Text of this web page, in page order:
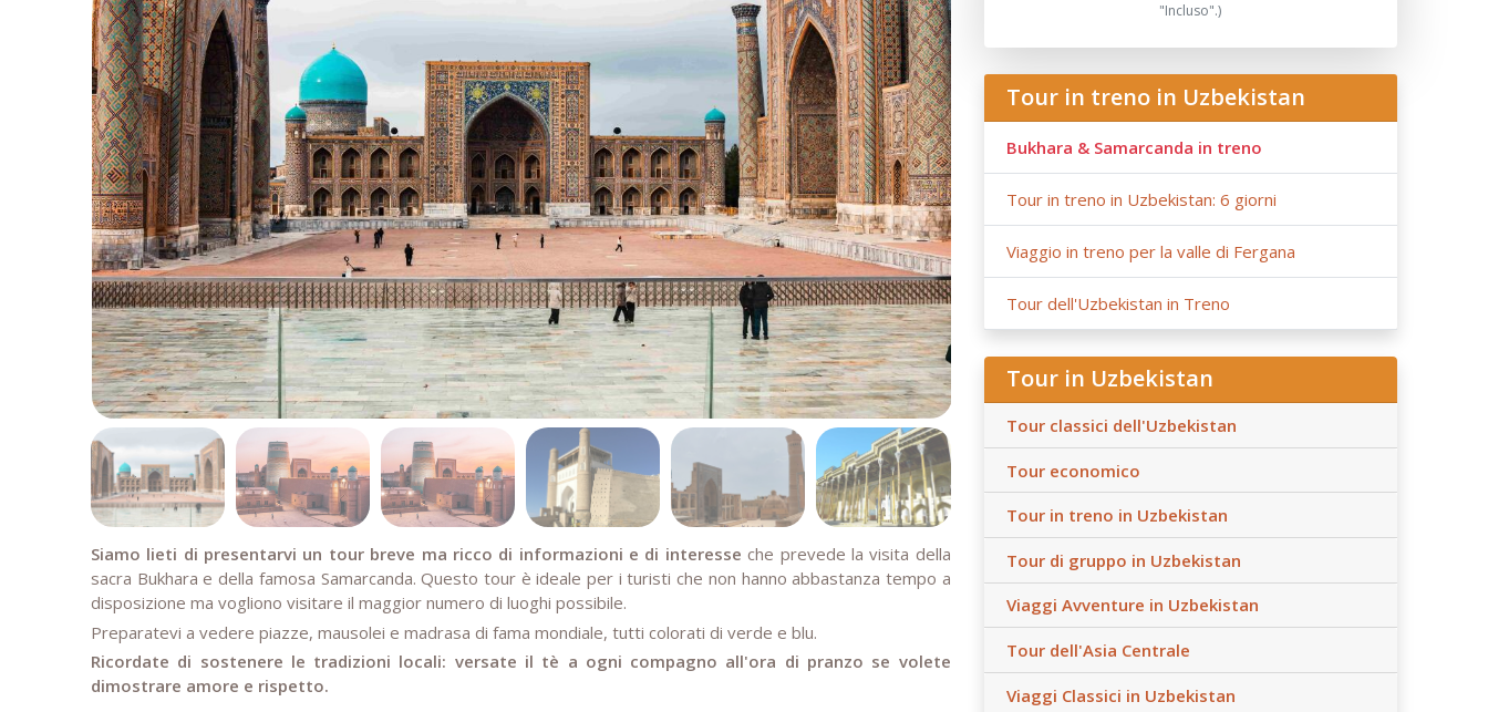
Siamo lieti di presentarvi un tour breve ma ricco di informazioni e di interesse che prevede la visita della
sacra Bukhara e della famosa Samarcanda. Questo tour è ideale per i turisti che non hanno abbastanza tempo a
disposizione ma vogliono visitare il maggior numero di luoghi possibile.
Preparatevi a vedere piazze, mausolei e madrasa di fama mondiale, tutti colorati di verde e blu.
Ricordate di sostenere le tradizioni locali: versate il tè a ogni compagno all'ora di pranzo se volete
dimostrare amore e rispetto.
"Incluso".)
Tour in treno in Uzbekistan
Bukhara & Samarcanda in treno
Tour in treno in Uzbekistan: 6 giorni
Viaggio in treno per la valle di Fergana
Tour dell'Uzbekistan in Treno
Tour in Uzbekistan
Tour classici dell'Uzbekistan
Tour economico
Tour in treno in Uzbekistan
Tour di gruppo in Uzbekistan
Viaggi Avventure in Uzbekistan
Tour dell'Asia Centrale
Viaggi Classici in Uzbekistan